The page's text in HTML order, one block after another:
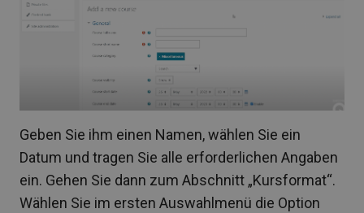
Geben Sie ihm einen Namen, wählen Sie ein
Datum und tragen Sie alle erforderlichen Angaben
ein. Gehen Sie dann zum Abschnitt „Kursformat“.
Wählen Sie im ersten Auswahlmenü die Option